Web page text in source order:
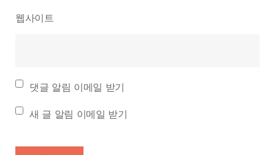
웹사이트
댓글 알림 이메일 받기
새 글 알림 이메일 받기